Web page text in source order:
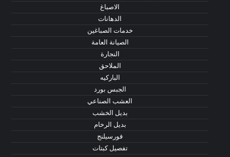
الاصباغ
الدهانات
خدمات الصباغين
الصيانة العامة
النجارة
الملاحق
الباركيه
الجبس بورد
العشب الصناعي
بديل الخشب
بديل الرخام
فورسيلنج
تفصيل كبتات